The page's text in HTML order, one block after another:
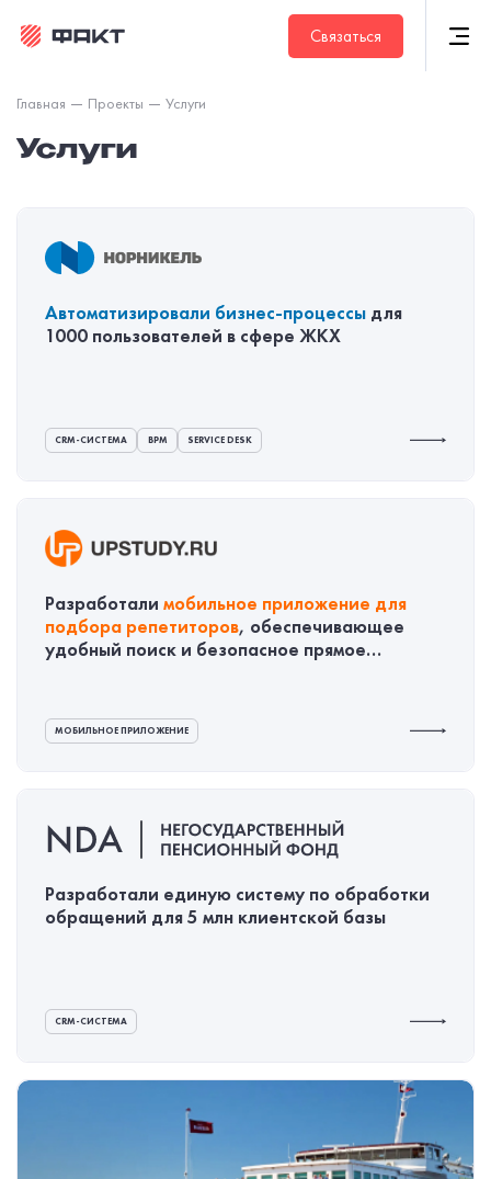
Связаться
Главная Проекты Услуги
Услуги
Автоматизировали бизнес-процессы для
1000 пользователей в сфере ЖКХ
CRM-СИСТЕМА ВРМ SERVICE DESK
Разработали мобильное приложение для
подбора репетиторов, обеспечивающее
удобный поиск и безопасное прямое
МОБИЛЬНОЕ ПРИЛОЖЕНИЕ
Разработали единую систему по обработки
обращений для 5 млн клиентской базы
CRM-СИСТЕМА